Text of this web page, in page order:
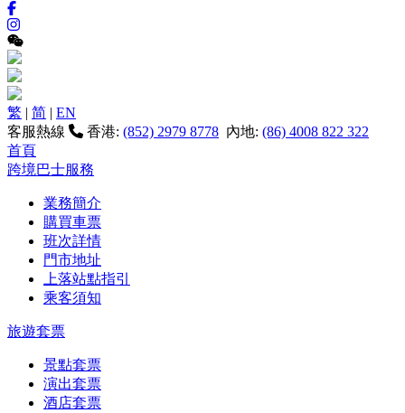
繁 | 简 | EN
客服熱線
香港: (852) 2979 8778 內地: (86) 4008 822 322
首頁
跨境巴士服務
業務簡介
購買車票
班次詳情
門市地址
上落站點指引
乘客須知
旅遊套票
景點套票
演出套票
酒店套票